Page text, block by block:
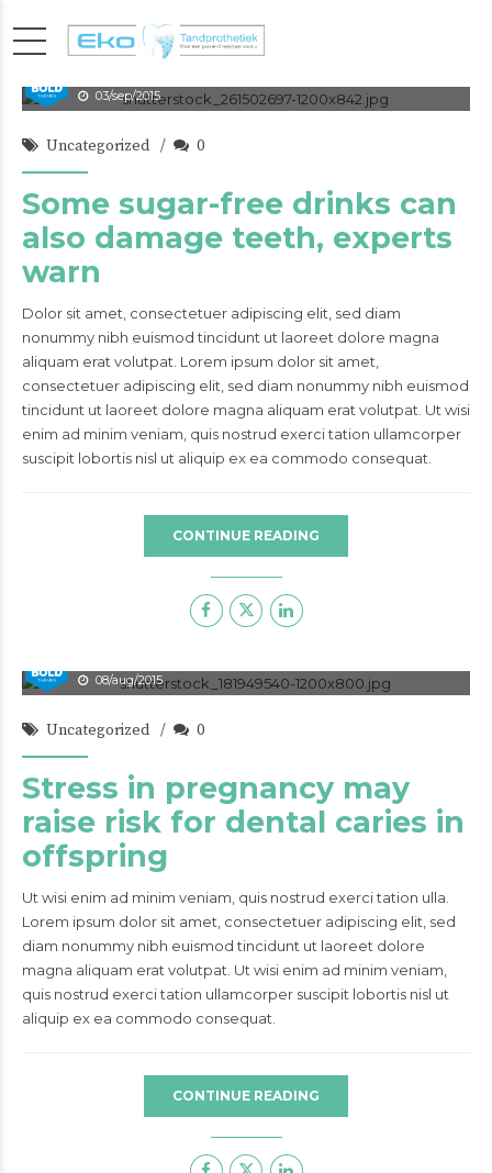
03/sep/2015
Uncategorized 0
Some sugar-free drinks can
also damage teeth, experts
warn
Dolor sit amet, consectetuer adipiscing elit, sed diam
nonummy nibh euismod tincidunt ut laoreet dolore magna
aliquam erat volutpat. Lorem ipsum dolor sit amet,
consectetuer adipiscing elit, sed diam nonummy nibh euismod
tincidunt ut laoreet dolore magna aliquam erat volutpat. Ut wisi
enim ad minim veniam, quis nostrud exerci tation ullamcorper
suscipit lobortis nisl ut aliquip ex ea commodo consequat.
CONTINUE READING
08/aug/2015
Uncategorized 0
Stress in pregnancy may
raise risk for dental caries in
offspring
Ut wisi enim ad minim veniam, quis nostrud exerci tation ulla.
Lorem ipsum dolor sit amet, consectetuer adipiscing elit, sed
diam nonummy nibh euismod tincidunt ut laoreet dolore
magna aliquam erat volutpat. Ut wisi enim ad minim veniam,
quis nostrud exerci tation ullamcorper suscipit lobortis nisl ut
aliquip ex ea commodo consequat.
CONTINUE READING